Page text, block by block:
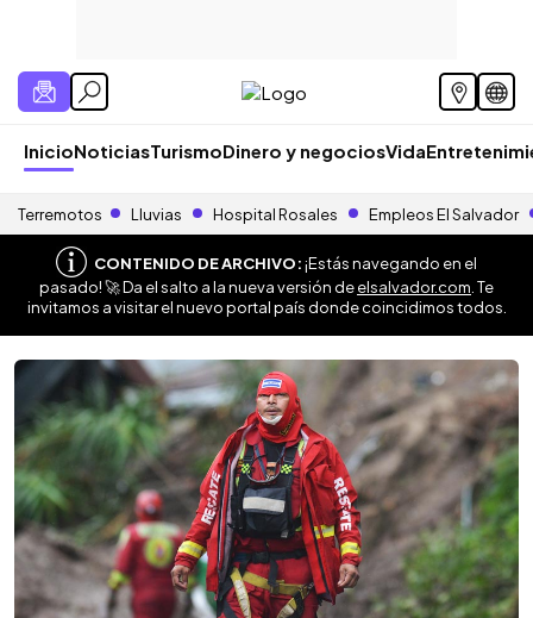
InicioNoticiasTurismoDinero y negociosVida
Terremotos Lluvias Hospital Rosales Empleos El Salvador
CONTENIDO DE ARCHIVO:¡Estás navegando en el
pasado! 🚀 Da el salto a la nueva versión deelsalvador.com . Te
invitamos a visitar el nuevo portal país donde coincidimos todos.